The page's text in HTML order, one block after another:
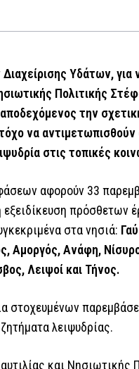
Υδάτων, για
Πολιτικής
την
να
στις τοπικές
αφορούν 33
πρόσθετων
στα νησιά:
Αμοργός, Ανάφη,
Λειψοί και Τήνος.
στοχευμένων
λειψυδρίας.
και Νησιωτικής